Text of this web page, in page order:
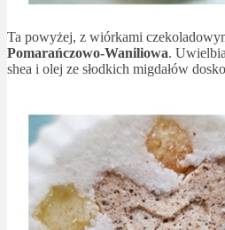
Ta powyżej, z wiórkami
Pomarańczowo-Waniliowa.
shea i olej ze słodkich migdałów